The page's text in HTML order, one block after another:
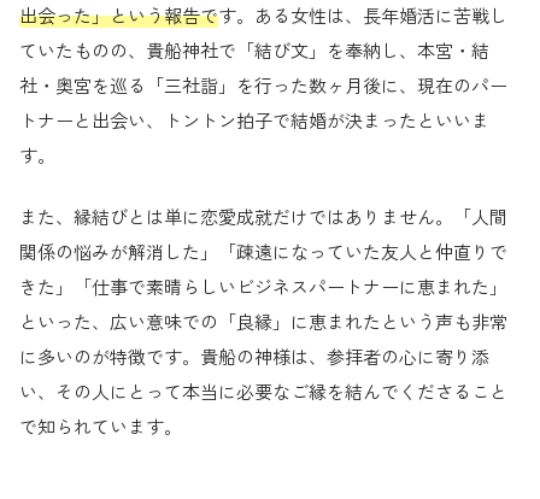
出会った」という報告です。ある女性は、長年婚活に苦戦し
ていたものの、貴船神社で「結び文」を奉納し、本宮・結
社・奥宮を巡る「三社詣」を行った数ヶ月後に、現在のパー
トナーと出会い、トントン拍子で結婚が決まったといいま
す。
また、縁結びとは単に恋愛成就だけではありません。「人間
関係の悩みが解消した」「疎遠になっていた友人と仲直りで
きた」「仕事で素晴らしいビジネスパートナーに恵まれた」
といった、広い意味での「良縁」に恵まれたという声も非常
に多いのが特徴です。貴船の神様は、参拝者の心に寄り添
い、その人にとって本当に必要なご縁を結んでくださること
で知られています。